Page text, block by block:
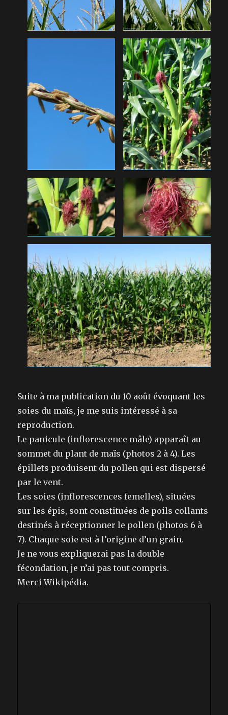
Suite à ma publication du 10 août évoquant les
soies du maïs, je me suis intéressé à sa
reproduction.
Le panicule (inflorescence mâle) apparaît au
sommet du plant de maïs (photos 2 à 4). Les
épillets produisent du pollen qui est dispersé
par le vent.
Les soies (inflorescences femelles), situées
sur les épis, sont constituées de poils collants
destinés à réceptionner le pollen (photos 6 à
7). Chaque soie est à l’origine d’un grain.
Je ne vous expliquerai pas la double
fécondation, je n’ai pas tout compris.
Merci Wikipédia.